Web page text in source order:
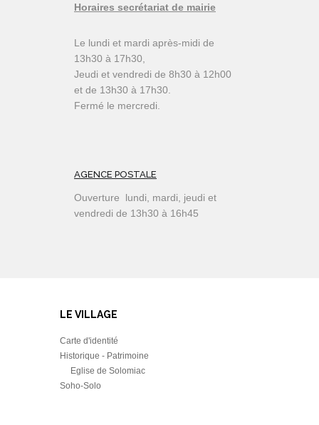
Horaires secrétariat de mairie
Le lundi et mardi après-midi de
13h30 à 17h30,
Jeudi et vendredi de 8h30 à 12h00
et de 13h30 à 17h30.
Fermé le mercredi.
AGENCE POSTALE
Ouverture lundi, mardi, jeudi et
vendredi de 13h30 à 16h45
LE VILLAGE
Carte d'identité
Historique - Patrimoine
Eglise de Solomiac
Soho-Solo